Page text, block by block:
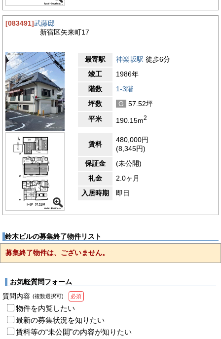
[083491]武藤邸
新宿区矢来町17
最寄駅 神楽坂駅 徒歩6分
竣工
1986年
階数
1-3階
坪数
G
57.52坪
平米
190.15m2
賃料
480,000円
(8,345円)
保証金
(未公開)
礼金
2.0ヶ月
入居時期
即日
鈴木ビルの募集終了物件リスト
募集終了物件は、ございません。
お気軽質問フォーム
質問内容 (複数選択可) 必須
物件を内覧したい
最新の募集状況を知りたい
賃料等の“未公開”の内容が知りたい